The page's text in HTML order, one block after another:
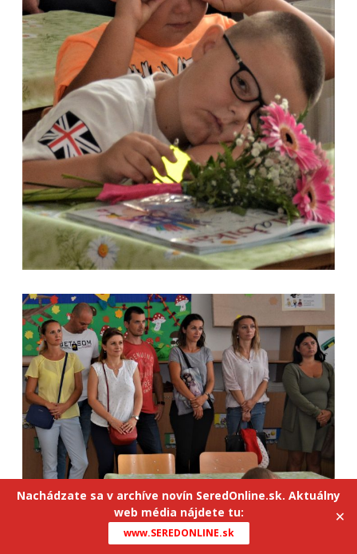
Nachádzate sa v archíve novín SeredOnline.sk. Aktuálny
web média nájdete tu:
www.SEREDONLINE.sk
✕